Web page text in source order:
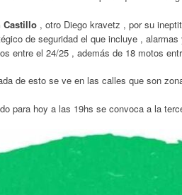
Castillo , otro Diego kravetz , por su
de seguridad el que incluye ,
entre el 24/25 , además de 18 motos
de esto se ve en las calles que son
para hoy a las 19hs se convoca a la